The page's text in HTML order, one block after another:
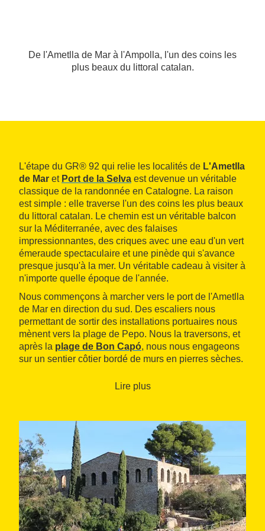
De l'Ametlla de Mar à l'Ampolla, l'un des coins les
plus beaux du littoral catalan.
L'étape du GR® 92 qui relie les localités de L'Ametlla
de Mar et Port de la Selva est devenue un véritable
classique de la randonnée en Catalogne. La raison
est simple : elle traverse l'un des coins les plus beaux
du littoral catalan. Le chemin est un véritable balcon
sur la Méditerranée, avec des falaises
impressionnantes, des criques avec une eau d'un vert
émeraude spectaculaire et une pinède qui s'avance
presque jusqu'à la mer. Un véritable cadeau à visiter à
n'importe quelle époque de l'année.
Nous commençons à marcher vers le port de l'Ametlla
de Mar en direction du sud. Des escaliers nous
permettant de sortir des installations portuaires nous
mènent vers la plage de Pepo. Nous la traversons, et
après la plage de Bon Capó, nous nous engageons
sur un sentier côtier bordé de murs en pierres sèches.
pour aller à droite en suivant le port de l'Estany, un
faire le tour pour suivre la route. Les signaux de
peinture blanche et rouge nous conduisent jusqu'à la
rive sud de ce port naturel, à la plage de l'Estany, où
nous retrouvons la ligne côtière.
Nous passons par la plage du port Olivet, avec un
étang. À partir de ce point, nous rencontrons tout au
long de notre parcours de nombreuses criques et
petites plages. Une constante tout au long de ce
parcours. La crique des Santes Creus est le prochain
Lire plus